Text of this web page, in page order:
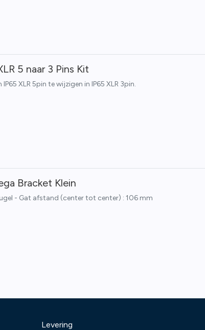
5 naar 3 Pins Kit
XLR 5pin te wijzigen in IP65 XLR 3pin.
Bracket Klein
- Gat afstand (center tot center) : 106 mm
Levering